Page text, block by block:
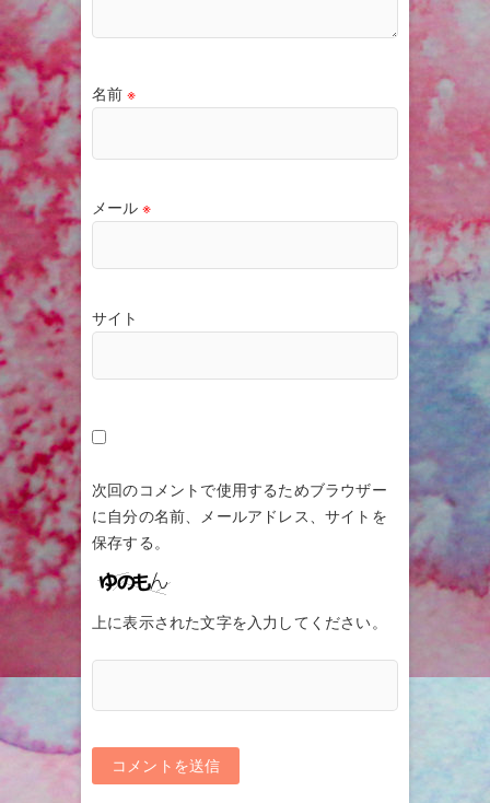
名前 ※
メール ※
サイト
次回のコメントで使用するためブラウザー
に自分の名前、メールアドレス、サイトを
保存する。
上に表示された文字を入力してください。